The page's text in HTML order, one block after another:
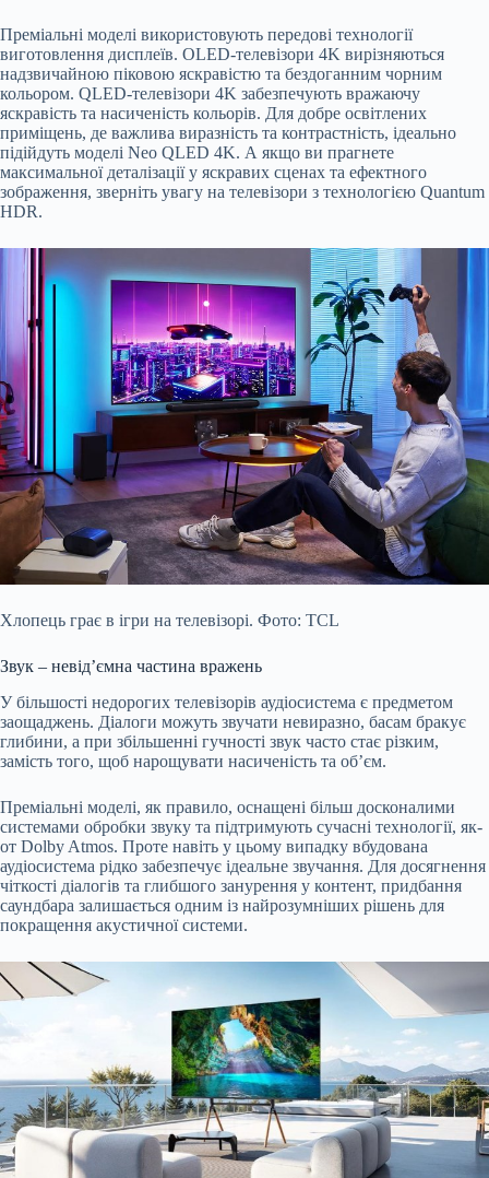
Преміальні моделі використовують передові технології
виготовлення дисплеїв. OLED-телевізори 4K вирізняються
надзвичайною піковою яскравістю та бездоганним чорним
кольором. QLED-телевізори 4K забезпечують вражаючу
яскравість та насиченість кольорів. Для добре освітлених
приміщень, де важлива виразність та контрастність, ідеально
підійдуть моделі Neo QLED 4K. А якщо ви прагнете
максимальної деталізації у яскравих сценах та ефектного
зображення, зверніть увагу на телевізори з технологією Quantum
HDR.
Хлопець грає в ігри на телевізорі. Фото: TCL
Звук – невід’ємна частина вражень
У більшості недорогих телевізорів аудіосистема є предметом
заощаджень. Діалоги можуть звучати невиразно, басам бракує
глибини, а при збільшенні гучності звук часто стає різким,
замість того, щоб нарощувати насиченість та об’єм.
Преміальні моделі, як правило, оснащені більш досконалими
системами обробки звуку та підтримують сучасні технології, як-
от Dolby Atmos. Проте навіть у цьому випадку вбудована
аудіосистема рідко забезпечує ідеальне звучання. Для досягнення
чіткості діалогів та глибшого занурення у контент, придбання
саундбара залишається одним із найрозумніших рішень для
покращення акустичної системи.